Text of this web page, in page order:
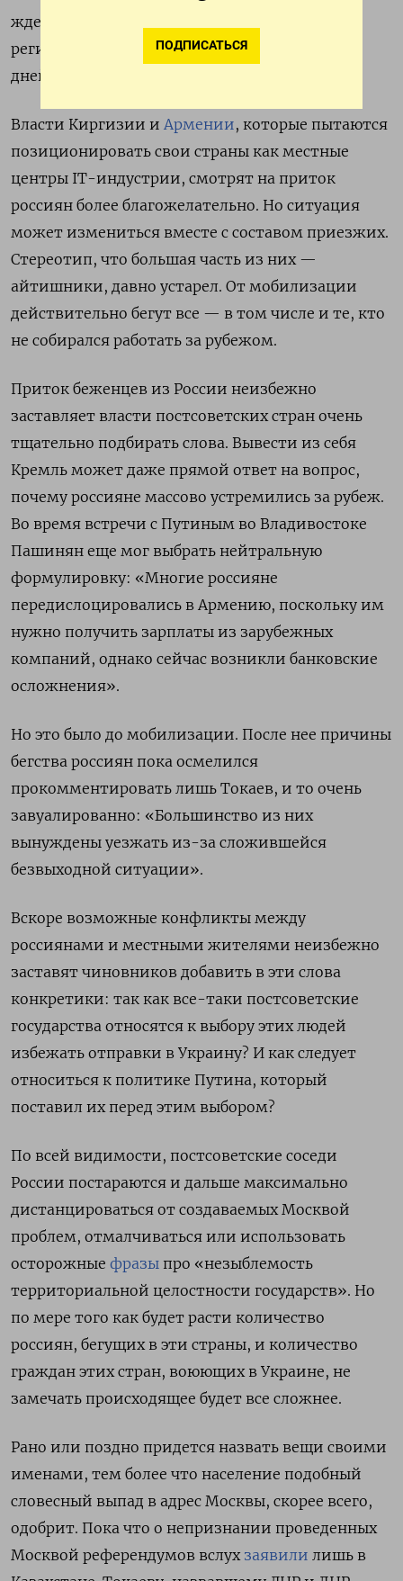
ПОДПИСАТЬСЯ
ждет более холодный прием. Без временной
регистрации там можно находиться
дней, а с ней — не более 60.
Власти Киргизии и Армении, которые пытаются
позиционировать свои страны как местные
центры IT-индустрии, смотрят на приток
россиян более благожелательно. Но ситуация
может измениться вместе с составом приезжих.
Стереотип, что большая часть из них —
айтишники, давно устарел. От мобилизации
действительно бегут все — в том числе и те, кто
не собирался работать за рубежом.
Приток беженцев из России неизбежно
заставляет власти постсоветских стран очень
тщательно подбирать слова. Вывести из себя
Кремль может даже прямой ответ на вопрос,
почему россияне массово устремились за рубеж.
Во время встречи с Путиным во Владивостоке
Пашинян еще мог выбрать нейтральную
формулировку: «Многие россияне
передислоцировались в Армению, поскольку им
нужно получить зарплаты из зарубежных
компаний, однако сейчас возникли банковские
осложнения».
Но это было до мобилизации. После нее причины
бегства россиян пока осмелился
прокомментировать лишь Токаев, и то очень
завуалированно: «Большинство из них
вынуждены уезжать из-за сложившейся
безвыходной ситуации».
Вскоре возможные конфликты между
россиянами и местными жителями неизбежно
заставят чиновников добавить в эти слова
конкретики: так как все-таки постсоветские
государства относятся к выбору этих людей
избежать отправки в Украину? И как следует
относиться к политике Путина, который
поставил их перед этим выбором?
По всей видимости, постсоветские соседи
России постараются и дальше максимально
дистанцироваться от создаваемых Москвой
проблем, отмалчиваться или использовать
осторожные фразы про «незыблемость
территориальной целостности государств». Но
по мере того как будет расти количество
россиян, бегущих в эти страны, и количество
граждан этих стран, воюющих в Украине, не
замечать происходящее будет все сложнее.
Рано или поздно придется назвать вещи своими
именами, тем более что население подобный
словесный выпад в адрес Москвы, скорее всего,
одобрит. Пока что о непризнании проведенных
Москвой референдумов вслух заявили лишь в